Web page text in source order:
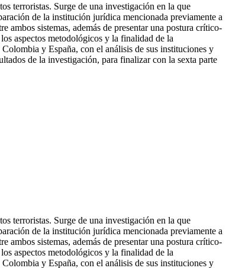
terroristas. Surge de una investigación en la que
de la institución jurídica mencionada previamente a
sistemas, además de presentar una postura crítico-
aspectos metodológicos y la finalidad de la
y España, con el análisis de sus instituciones y
de la investigación, para finalizar con la sexta parte
terroristas. Surge de una investigación en la que
de la institución jurídica mencionada previamente a
sistemas, además de presentar una postura crítico-
aspectos metodológicos y la finalidad de la
y España, con el análisis de sus instituciones y